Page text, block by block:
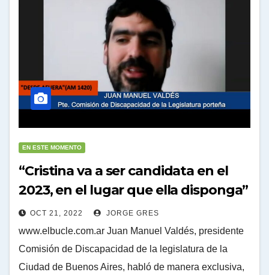
EN ESTE MOMENTO
“Cristina va a ser candidata en el
2023, en el lugar que ella disponga”
OCT 21, 2022 JORGE GRES
www.elbucle.com.ar Juan Manuel Valdés, presidente
Comisión de Discapacidad de la legislatura de la
Ciudad de Buenos Aires, habló de manera exclusiva,